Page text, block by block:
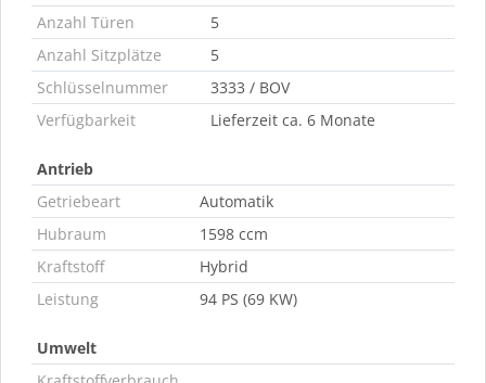
Anzahl Türen
5
Anzahl Sitzplätze
5
Schlüsselnummer
3333 / BOV
Verfügbarkeit
Lieferzeit ca. 6 Monate
Antrieb
Getriebeart
Automatik
Hubraum
1598 ccm
Kraftstoff
Hybrid
Leistung
94 PS (69 KW)
Umwelt